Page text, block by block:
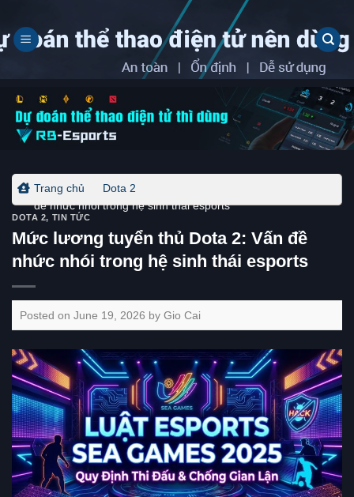
content
Trang chủ Dota 2
đề nhức nhói trong hệ sinh thái esports
DOTA 2, TIN TỨC
Mức lương tuyển thủ Dota 2: Vấn đề
nhức nhói trong hệ sinh thái esports
Posted on June 19, 2026 by Gio Cai